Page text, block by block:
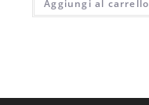
Aggiungi al carrello